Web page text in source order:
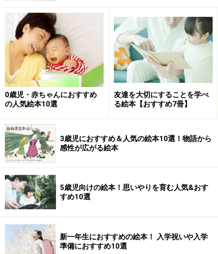
※記事内容は執筆時点のものです。最新の内容をご確認くださ
い。
【編集部おすすめの購入サイト】
Amazonで絵本をチェック！
楽天市場で絵本をチェック！
0歳児・赤ちゃんにおすすめ
の人気絵本10選
友達を大切にすることを学べ
る絵本【おすすめ7冊】
3歳児におすすめ＆人気の絵本10選！物語から
感性が広がる絵本
5歳児向けの絵本！思いやりを育む人気&おす
すめ10選
新一年生におすすめの絵本！ 入学祝いや入学
準備におすすめ10選